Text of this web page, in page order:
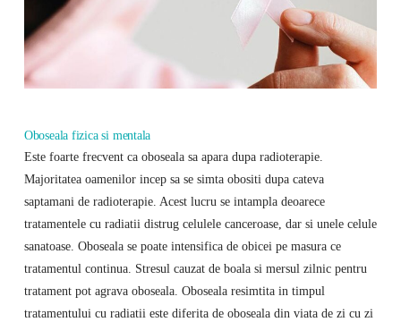
Oboseala fizica si mentala
Este foarte frecvent ca oboseala sa apara dupa radioterapie.
Majoritatea oamenilor incep sa se simta obositi dupa cateva
saptamani de radioterapie. Acest lucru se intampla deoarece
tratamentele cu radiatii distrug celulele canceroase, dar si unele celule
sanatoase. Oboseala se poate intensifica de obicei pe masura ce
tratamentul continua. Stresul cauzat de boala si mersul zilnic pentru
tratament pot agrava oboseala. Oboseala resimtita in timpul
tratamentului cu radiatii este diferita de oboseala din viata de zi cu zi